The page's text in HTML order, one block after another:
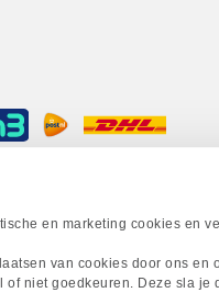
en marketing cookies en
van cookies door ons en
niet goedkeuren. Deze sla je